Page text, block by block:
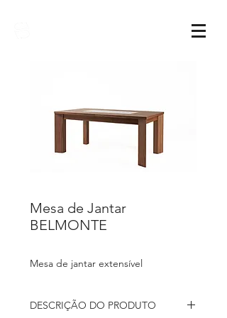
Mesa de Jantar
BELMONTE
Mesa de jantar extensível
DESCRIÇÃO DO PRODUTO